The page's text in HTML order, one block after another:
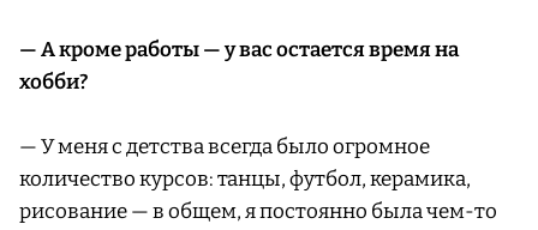
— А кроме работы — у вас остается время на
хобби?
— У меня с детства всегда было огромное
количество курсов: танцы, футбол, керамика,
рисование — в общем, я постоянно была чем-то